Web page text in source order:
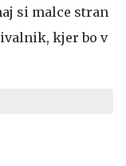
si malce stran
kjer bo v